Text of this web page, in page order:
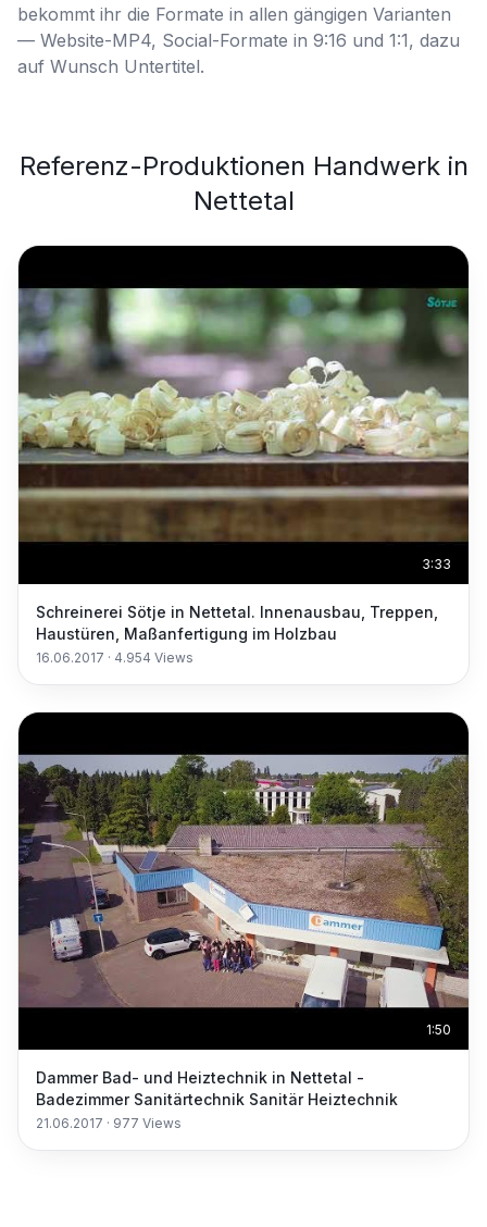
bekommt ihr die Formate in allen gängigen Varianten
— Website-MP4, Social-Formate in 9:16 und 1:1, dazu
auf Wunsch Untertitel.
Referenz-Produktionen Handwerkin
Nettetal
3:33
Schreinerei Sötje in Nettetal. Innenausbau, Treppen,
Haustüren, Maßanfertigung im Holzbau
16.06.2017 · 4.954 Views
1:50
Dammer Bad- und Heiztechnik in Nettetal -
Badezimmer Sanitärtechnik Sanitär Heiztechnik
21.06.2017 · 977 Views